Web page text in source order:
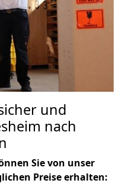
und
nach
Sie von unser
Preise erhalten: